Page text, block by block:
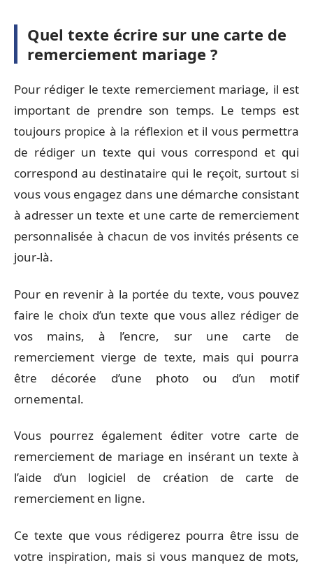
Quel texte écrire sur une carte de
remerciement mariage ?
Pour rédiger le texte remerciement mariage, il est
important de prendre son temps. Le temps est
toujours propice à la réflexion et il vous permettra
de rédiger un texte qui vous correspond et qui
correspond au destinataire qui le reçoit, surtout si
vous vous engagez dans une démarche consistant
à adresser un texte et une carte de remerciement
personnalisée à chacun de vos invités présents ce
jour-là.
Pour en revenir à la portée du texte, vous pouvez
faire le choix d’un texte que vous allez rédiger de
vos mains, à l’encre, sur une carte de
remerciement vierge de texte, mais qui pourra
être décorée d’une photo ou d’un motif
ornemental.
Vous pourrez également éditer votre carte de
remerciement de mariage en insérant un texte à
l’aide d’un logiciel de création de carte de
remerciement en ligne.
Ce texte que vous rédigerez pourra être issu de
votre inspiration, mais si vous manquez de mots,